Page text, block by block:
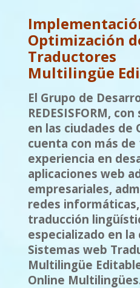
Optimización
Traductores
Multilingüe
El Grupo de
REDESISFORM,
en las ciudades de
cuenta con más de
experiencia en
aplicaciones web
empresariales,
redes
traducción lingü
especializado en la
Sistemas web
Multilingüe
Online